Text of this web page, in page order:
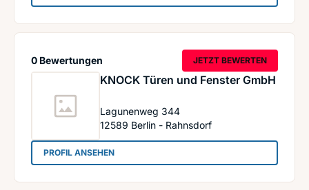
KNOCK Türen und Fenster GmbH
Lagunenweg 344
12589 Berlin - Rahnsdorf
0 Bewertungen JETZT BEWERTEN
PROFIL ANSEHEN: KNOCK Türen und Fenster GmbH